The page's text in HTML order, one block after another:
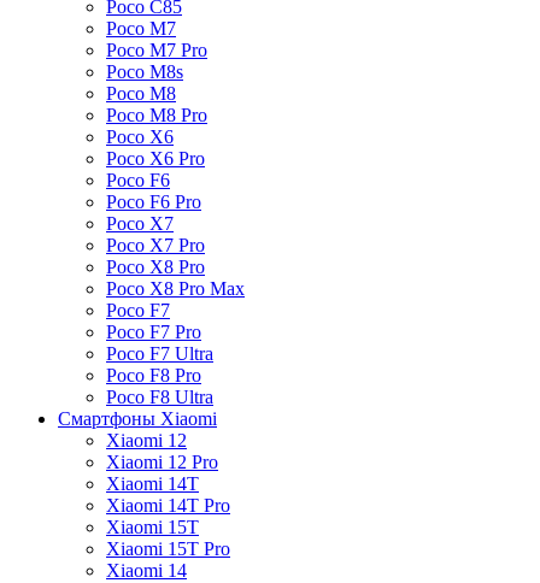
Poco C85
Poco M7
Poco M7 Pro
Poco M8s
Poco M8
Poco M8 Pro
Poco X6
Poco X6 Pro
Poco F6
Poco F6 Pro
Poco X7
Poco X7 Pro
Poco X8 Pro
Poco X8 Pro Max
Poco F7
Poco F7 Pro
Poco F7 Ultra
Poco F8 Pro
Poco F8 Ultra
Смартфоны Xiaomi
Xiaomi 12
Xiaomi 12 Pro
Xiaomi 14T
Xiaomi 14T Pro
Xiaomi 15T
Xiaomi 15T Pro
Xiaomi 14